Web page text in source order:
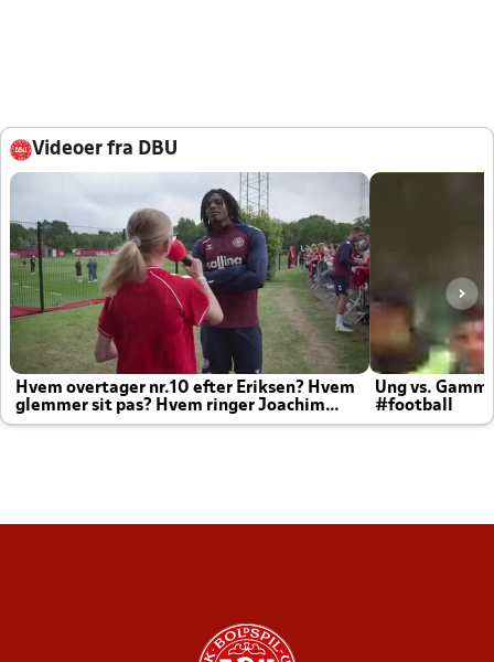
Videoer fra DBU
Hvem overtager nr.10 efter Eriksen? Hvem
glemmer sit pas? Hvem ringer Joachim
altid til efter kampe?
Ung vs.
#football